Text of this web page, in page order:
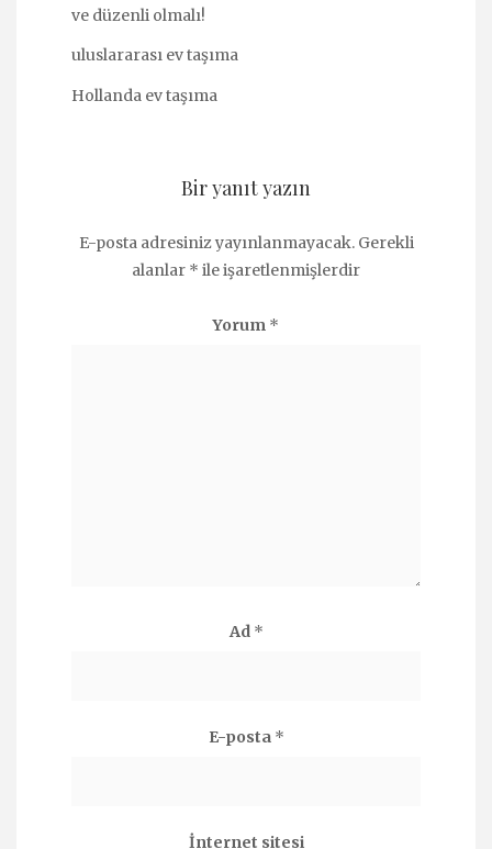
ve düzenli olmalı!
uluslararası ev taşıma
Hollanda ev taşıma
Bir yanıt yazın
E-posta adresiniz yayınlanmayacak. Gerekli
alanlar * ile işaretlenmişlerdir
Yorum *
Ad *
E-posta *
İnternet sitesi